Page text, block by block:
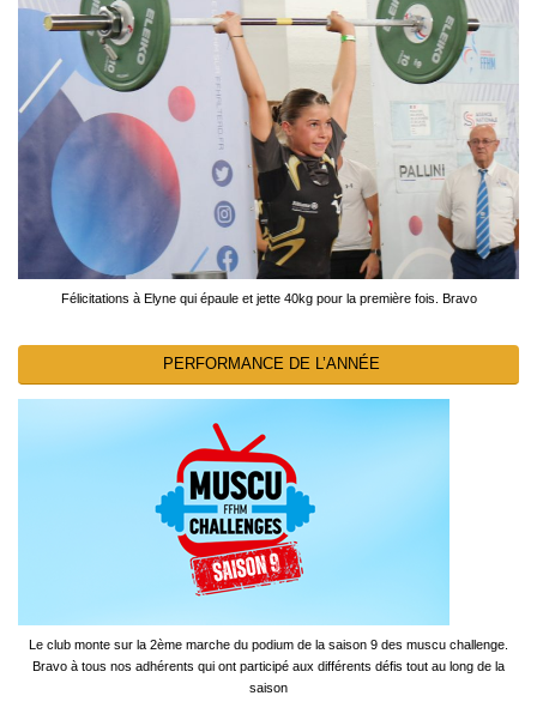
Félicitations à Elyne qui épaule et jette 40kg pour la première fois. Bravo
PERFORMANCE DE L’ANNÉE
Le club monte sur la 2ème marche du podium de la saison 9 des muscu challenge.
Bravo à tous nos adhérents qui ont participé aux différents défis tout au long de la
saison